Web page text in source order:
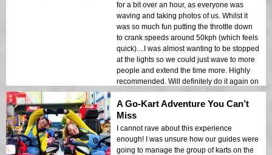
for a bit over an hour, as everyone was
waving and taking photos of us. Whilst it
was so much fun putting the throttle down
to crank speeds around 50kph (which feels
quick)....I was almost wanting to be stopped
at the lights so we could just wave to more
people and extend the time more. Highly
recommended. Will definitely do it again on
my next visit to Tokyo.
A Go-Kart Adventure You Can’t
Miss
I cannot rave about this experience
enough! I was unsure how our guides were
going to manage the group of karts on the